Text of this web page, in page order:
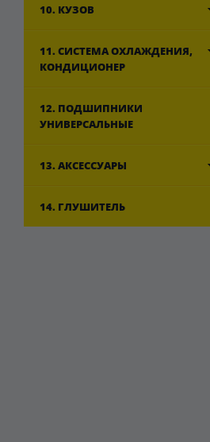
10. КУЗОВ
11. СИСТЕМА ОХЛАЖДЕНИЯ,
КОНДИЦИОНЕР
12. ПОДШИПНИКИ
УНИВЕРСАЛЬНЫЕ
13. АКСЕССУАРЫ
14. ГЛУШИТЕЛЬ